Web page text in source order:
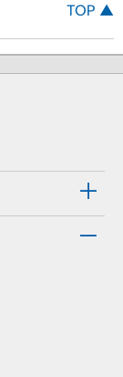
TOP ▲